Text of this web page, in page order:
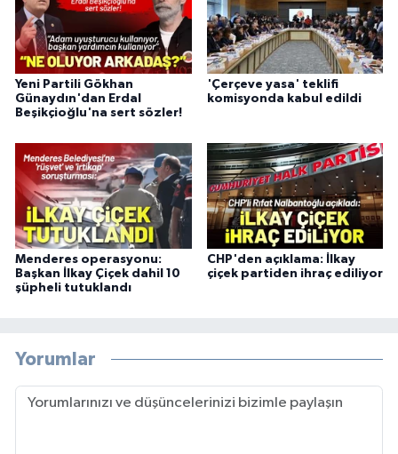
Yeni Partili Gökhan
Günaydın'dan Erdal
Beşikçioğlu'na sert sözler!
'Çerçeve yasa' teklifi
komisyonda kabul edildi
Menderes operasyonu:
Başkan İlkay Çiçek dahil 10
şüpheli tutuklandı
CHP'den açıklama: İlkay
çiçek partiden ihraç ediliyor
Yorumlar